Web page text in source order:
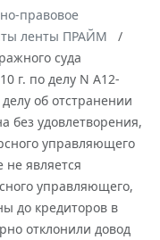
правовое
ленты ПРАЙМ
суда
г. по делу N А12-
об отстранении
без удовлетворения,
управляющего
является
управляющего,
до кредиторов в
отклонили довод